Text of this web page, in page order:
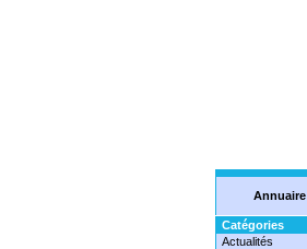
Annuaire
Catégories
Actualités